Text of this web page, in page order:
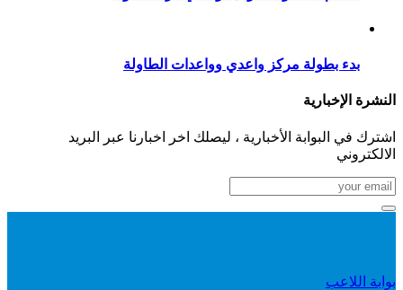
بدء بطولة مركز واعدي وواعدات الطاولة
النشرة الإخبارية
اشترك في البوابة الأخبارية ، ليصلك اخر اخبارنا عبر البريد
الالكتروني
بوابة اللاعب